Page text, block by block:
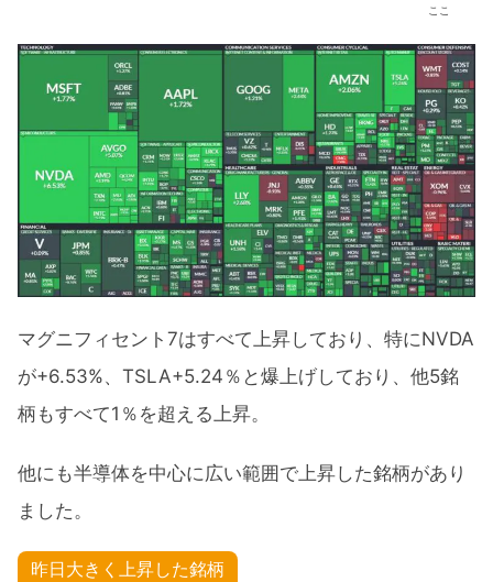
ここ
マグニフィセント7はすべて上昇しており、特にNVDA
が+6.53%、TSLA+5.24％と爆上げしており、他5銘
柄もすべて1％を超える上昇。
他にも半導体を中心に広い範囲で上昇した銘柄があり
ました。
昨日大きく上昇した銘柄